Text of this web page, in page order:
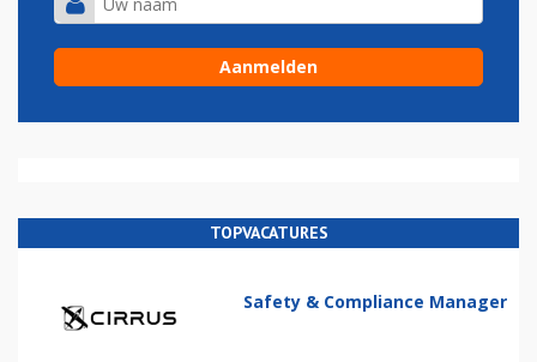
TOPVACATURES
Safety & Compliance Manager